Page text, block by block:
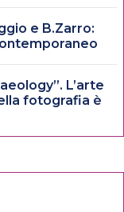
e B.Zarro:
L’arte
fotografia è